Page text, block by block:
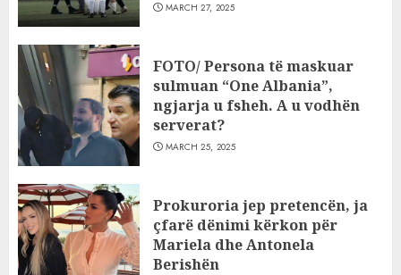
MARCH 27, 2025
FOTO/ Persona të maskuar
sulmuan “One Albania”,
ngjarja u fsheh. A u vodhën
serverat?
MARCH 25, 2025
Prokuroria jep pretencën, ja
çfarë dënimi kërkon për
Mariela dhe Antonela
Berishën